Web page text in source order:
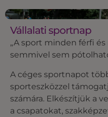
Vállalati sportnap
„A sport minden férfi
semmivel sem
A céges sportnapot
sporteszközzel
számára. Elkészítjük a
a csapatokat,